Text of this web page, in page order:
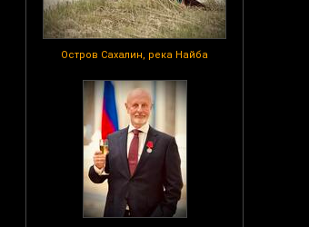
Остров Сахалин, река Найба